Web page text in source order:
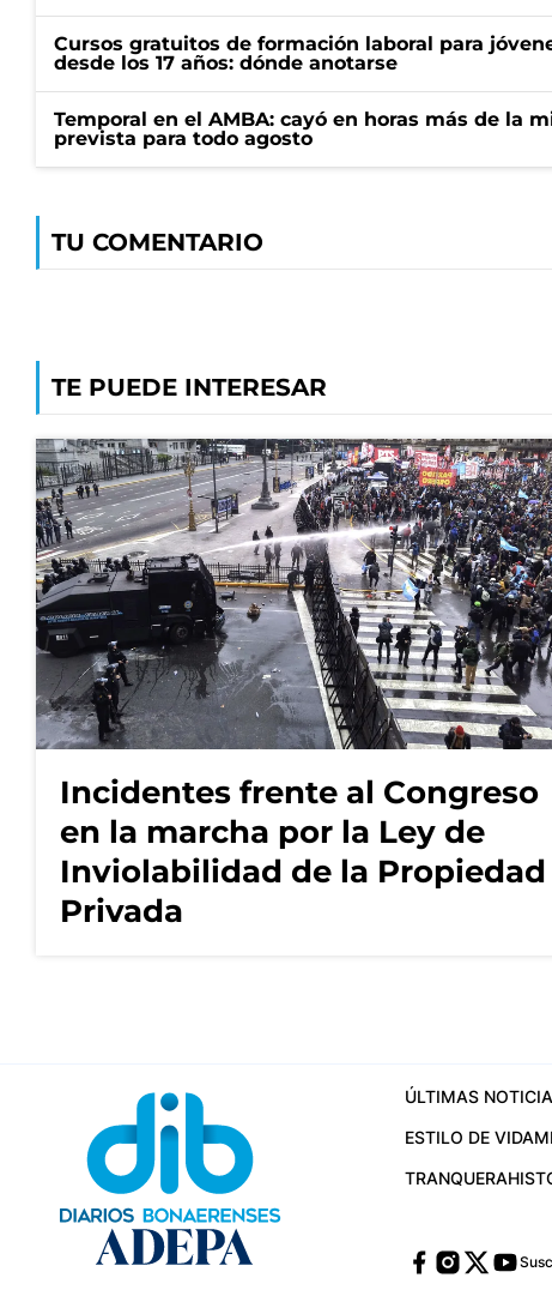
Cursos gratuitos de formación laboral para
desde los 17 años: dónde anotarse
Temporal en el AMBA: cayó en horas más de la
prevista para todo agosto
TU COMENTARIO
TE PUEDE INTERESAR
Incidentes frente al Congreso
en la marcha por la Ley de
Inviolabilidad de la Propiedad
Privada
ÚLTIMAS
ESTILO DE VIDA
TRANQUERA